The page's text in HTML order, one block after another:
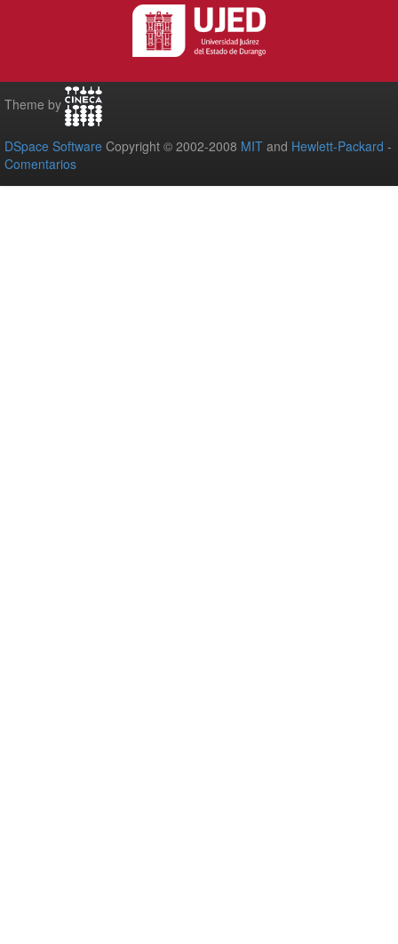
Theme by
DSpace Software Copyright © 2002-2008 MIT and Hewlett-Packard -
Comentarios